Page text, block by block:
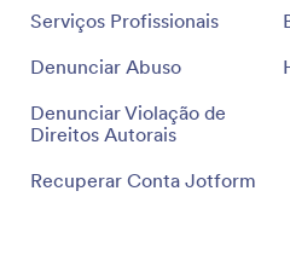
Serviços Profissionais
Denunciar Abuso
Denunciar Violação de
Direitos Autorais
Recuperar Conta Jotform